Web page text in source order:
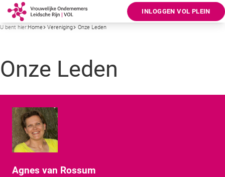
INLOGGEN VOL PLEIN
U bent hier:Home Vereniging Onze Leden
Onze Leden
Agnes van Rossum